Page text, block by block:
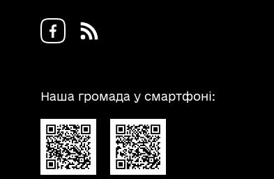
Наша громада у смартфоні: